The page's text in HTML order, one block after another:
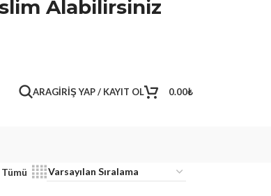
Alabilirsiniz
ARAGIRIŞ YAP / KAYIT OL 0.00₺
Tümü